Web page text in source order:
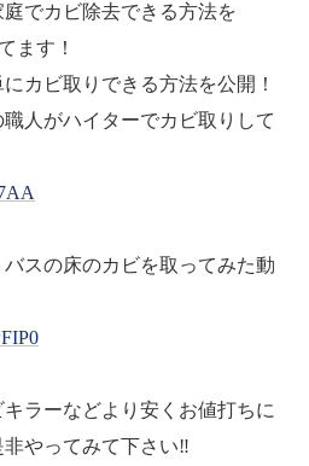
でカビ除去できる方法を
ます！
カビ取りできる方法を公開！
人がハイターでカビ取りして
スの床のカビを取ってみた動
ラーなどより安くお値打ちに
やってみて下さい‼️